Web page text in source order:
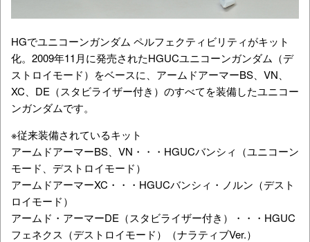
HGでユニコーンガンダム ペルフェクティビリティがキット
化。2009年11月に発売されたHGUCユニコーンガンダム（デ
ストロイモード）をベースに、アームドアーマーBS、VN、
XC、DE（スタビライザー付き）のすべてを装備したユニコー
ンガンダムです。
※従来装備されているキット
アームドアーマーBS、VN・・・HGUCバンシィ（ユニコーン
モード、デストロイモード）
アームドアーマーXC・・・HGUCバンシィ・ノルン（デスト
ロイモード）
アームド・アーマーDE（スタビライザー付き）・・・HGUC
フェネクス（デストロイモード）（ナラティブVer.）